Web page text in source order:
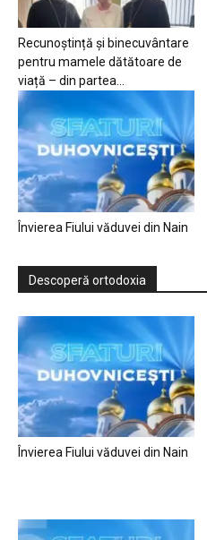
Recunoștință și binecuvântare
pentru mamele dătătoare de
viață – din partea...
Învierea Fiului văduvei din Nain
Descoperă ortodoxia
Învierea Fiului văduvei din Nain